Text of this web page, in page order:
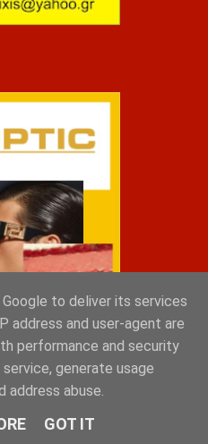
to deliver its services
address and user-agent are
performance and security
generate usage
abuse.
GOT IT